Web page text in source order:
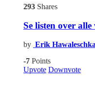
293 Shares
Se listen over
by Erik
-7 Points
Upvote Downvote